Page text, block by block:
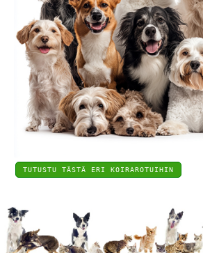
TUTUSTU TÄSTÄ ERI KOIRAROTUIHIN